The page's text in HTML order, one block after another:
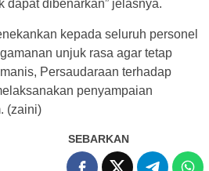
dapat dibenarkan” jelasnya.
kepada seluruh personel
unjuk rasa agar tetap
Persaudaraan terhadap
penyampaian
(zaini)
SEBARKAN